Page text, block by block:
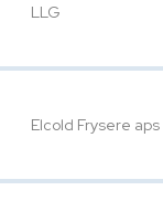
LLG
Elcold Frysere aps